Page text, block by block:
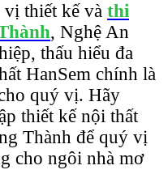
thiết kế và thi
, Nghệ An
thấu hiểu đa
HanSem chính là
quý vị. Hãy
thiết kế nội thất
Thành để quý vị
cho ngôi nhà mơ